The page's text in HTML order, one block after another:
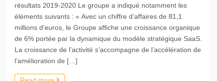
résultats 2019-2020 Le groupe a indiqué notamment les
éléments suivants : « Avec un chiffre d’affaires de 81,1
millions d’euros, le Groupe affiche une croissance organique
de 6% portée par la dynamique du modèle stratégique SaaS.
La croissance de l’activité s’accompagne de l’accélération de
l’amélioration de […]